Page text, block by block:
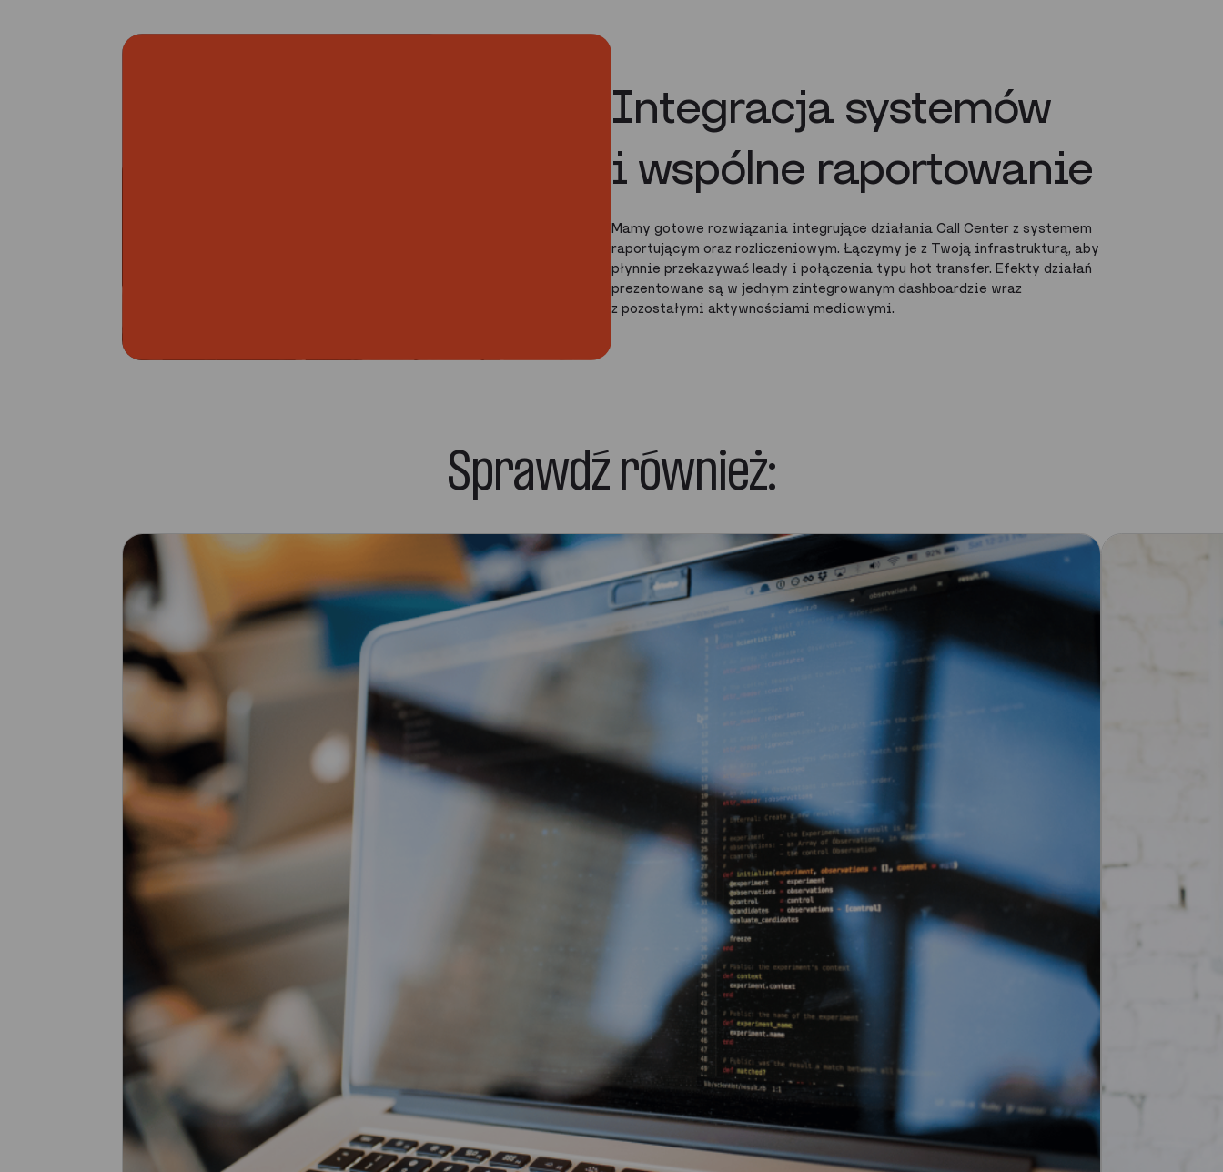
Integracja systemów
i wspólne raportowanie
Mamy gotowe rozwiązania integrujące działania Call Center z systemem
raportującym oraz rozliczeniowym. Łączymy je z Twoją infrastrukturą, aby
płynnie przekazywać leady i połączenia typu hot transfer. Efekty działań
prezentowane są w jednym zintegrowanym dashboardzie wraz
z pozostałymi aktywnościami mediowymi.
Sprawdź również: